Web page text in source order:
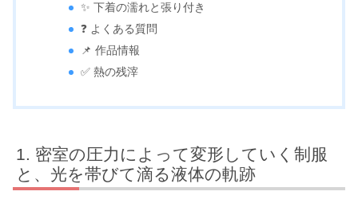
✨ 下着の濡れと張り付き
❓ よくある質問
📌 作品情報
✅ 熱の残滓
密室の圧力によって変形していく制服
と、光を帯びて滴る液体の軌跡